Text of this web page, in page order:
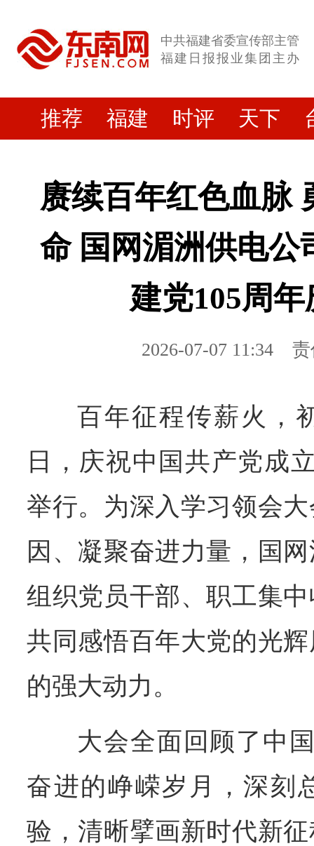
中共福建省委宣传部主管
福建日报报业集团主办
推荐 福建 时评 天下
赓续百年红色血脉
命 国网湄洲供电公
建党105周
2026-07-07 11:34
百年征程传薪火，
日，庆祝中国共产党成
举行。为深入学习领会
因、凝聚奋进力量，国
组织党员干部、职工集
共同感悟百年大党的光
的强大动力。
大会全面回顾了中
奋进的峥嵘岁月，深刻
验，清晰擘画新时代新